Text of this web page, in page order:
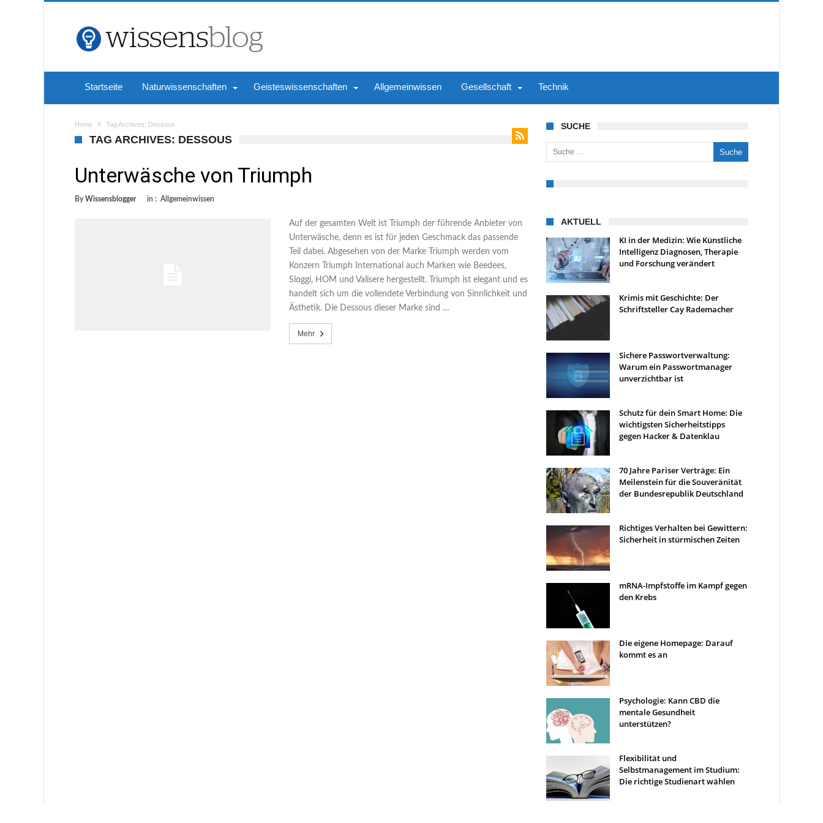
Startseite Naturwissenschaften Geisteswissenschaften Allgemeinwissen Gesellschaft Technik
Home Tag Archives: Dessous
TAG ARCHIVES: DESSOUS
Unterwäsche von Triumph
By Wissensblogger in : Allgemeinwissen
Auf der gesamten Welt ist Triumph der führende Anbieter von
Unterwäsche, denn es ist für jeden Geschmack das passende
Teil dabei. Abgesehen von der Marke Triumph werden vom
Konzern Triumph International auch Marken wie Beedees,
Sloggi, HOM und Valisere hergestellt. Triumph ist elegant und es
handelt sich um die vollendete Verbindung von Sinnlichkeit und
Ästhetik. Die Dessous dieser Marke sind …
Mehr
SUCHE
Suche nach:
AKTUELL
KI in der Medizin: Wie Künstliche
Intelligenz Diagnosen, Therapie
und Forschung verändert
Krimis mit Geschichte: Der
Schriftsteller Cay Rademacher
Sichere Passwortverwaltung:
Warum ein Passwortmanager
unverzichtbar ist
Schutz für dein Smart Home: Die
wichtigsten Sicherheitstipps
gegen Hacker & Datenklau
70 Jahre Pariser Verträge: Ein
Meilenstein für die Souveränität
der Bundesrepublik Deutschland
Richtiges Verhalten bei Gewittern:
Sicherheit in stürmischen Zeiten
mRNA-Impfstoffe im Kampf gegen
den Krebs
Die eigene Homepage: Darauf
kommt es an
Psychologie: Kann CBD die
mentale Gesundheit
unterstützen?
Flexibilität und
Selbstmanagement im Studium:
Die richtige Studienart wählen